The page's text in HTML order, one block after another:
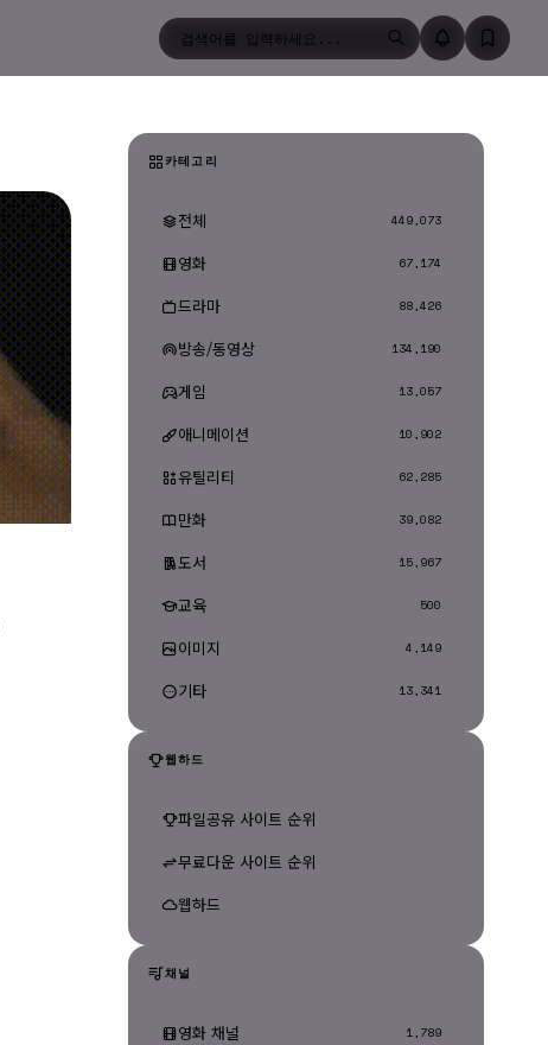
검색
카테고리
전체 449,073
영화 67,174
드라마 88,426
방송/동영상 134,190
게임 13,057
애니메이션 10,902
유틸리티 62,285
만화 39,082
도서 15,967
교육 500
이미지 4,149
기타 13,341
웹하드
파일공유 사이트 순위
무료다운 사이트 순위
웹하드
채널
영화 채널 1,789